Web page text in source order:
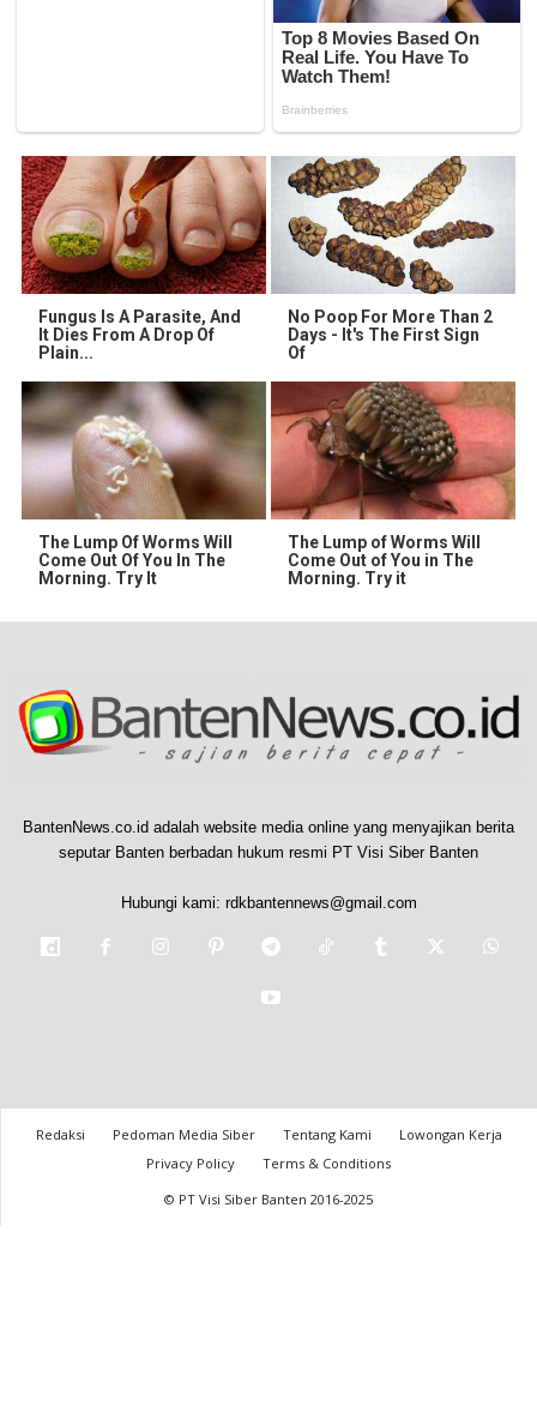
Fungus Is A Parasite, And
It Dies From A Drop Of
Plain...
No Poop For More Than 2
Days - It's The First Sign
Of
The Lump Of Worms Will
Come Out Of You In The
Morning. Try It
The Lump of Worms Will
Come Out of You in The
Morning. Try it
BantenNews.co.id adalah website media online yang menyajikan berita
seputar Banten berbadan hukum resmi PT Visi Siber Banten
Hubungi kami: rdkbantennews@gmail.com
Redaksi Pedoman Media Siber Tentang Kami
Lowongan Kerja
Privacy Policy
Terms & Conditions
© PT Visi Siber Banten 2016-2025